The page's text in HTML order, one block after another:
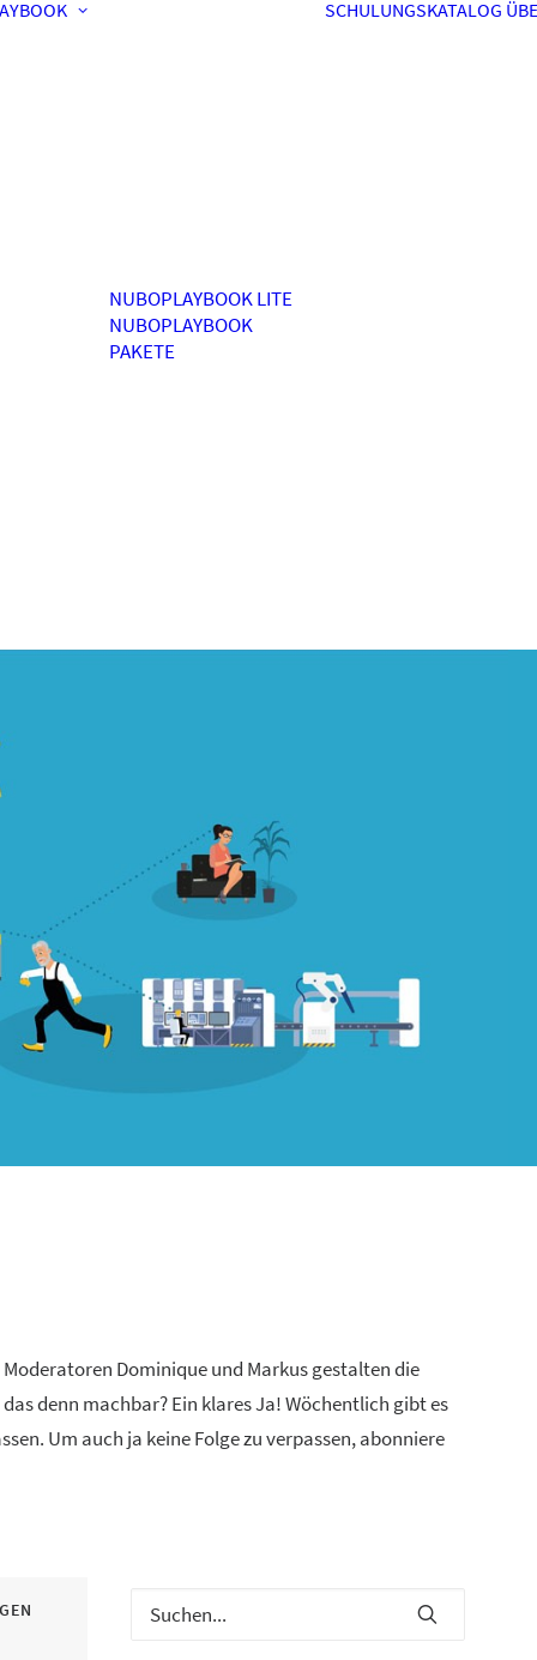
NUBOPLAYBOOK LITE
NUBOPLAYBOOK
PAKETE
SCHULUNGSKATALOG
Dominique und Markus gestalten die
denn machbar? Ein klares Ja! Wöchentlich gibt es
Um auch ja keine Folge zu verpassen, abonniere